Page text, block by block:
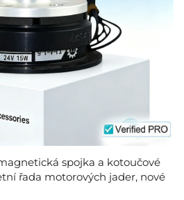
spojka a kotoučové
řada motorových jader, nové